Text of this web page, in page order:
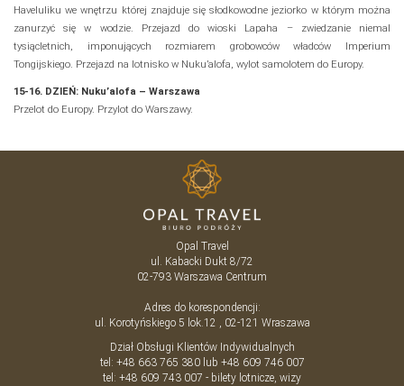
Haveluliku we wnętrzu której znajduje się słodkowodne jeziorko w którym można
zanurzyć się w wodzie. Przejazd do wioski Lapaha – zwiedzanie niemal
tysiącletnich, imponujących rozmiarem grobowców władców Imperium
Tongijskiego. Przejazd na lotnisko w Nuku’alofa, wylot samolotem do Europy.
15-16. DZIEŃ: Nuku’alofa – Warszawa
Przelot do Europy. Przylot do Warszawy.
Opal Travel
ul. Kabacki Dukt 8/72
02-793 Warszawa Centrum
Adres do korespondencji:
ul. Korotyńskiego 5 lok.12 , 02-121 Wraszawa
Dział Obsługi Klientów Indywidualnych
tel: +48 663 765 380lub +48 609 746 007
tel: +48 609 743 007 - bilety lotnicze, wizy